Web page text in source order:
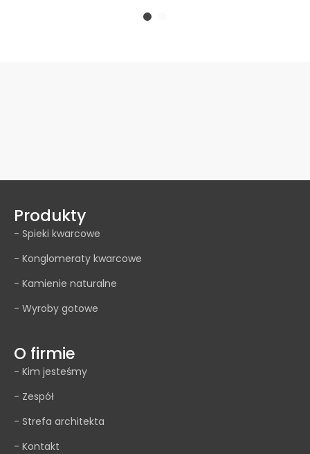
Produkty
- Spieki kwarcowe
- Konglomeraty kwarcowe
- Kamienie naturalne
- Wyroby gotowe
O firmie
- Kim jesteśmy
- Zespół
- Strefa architekta
- Kontakt